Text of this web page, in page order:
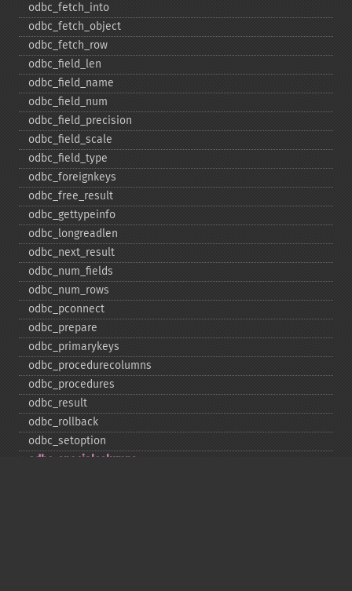
odbc_​fetch_​into
odbc_​fetch_​object
odbc_​fetch_​row
odbc_​field_​len
odbc_​field_​name
odbc_​field_​num
odbc_​field_​precision
odbc_​field_​scale
odbc_​field_​type
odbc_​foreignkeys
odbc_​free_​result
odbc_​gettypeinfo
odbc_​longreadlen
odbc_​next_​result
odbc_​num_​fields
odbc_​num_​rows
odbc_​pconnect
odbc_​prepare
odbc_​primarykeys
odbc_​procedurecolumns
odbc_​procedures
odbc_​result
odbc_​rollback
odbc_​setoption
odbc_​specialcolumns